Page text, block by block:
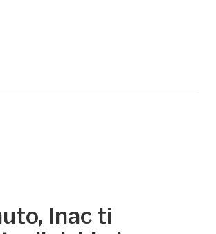
Inac ti